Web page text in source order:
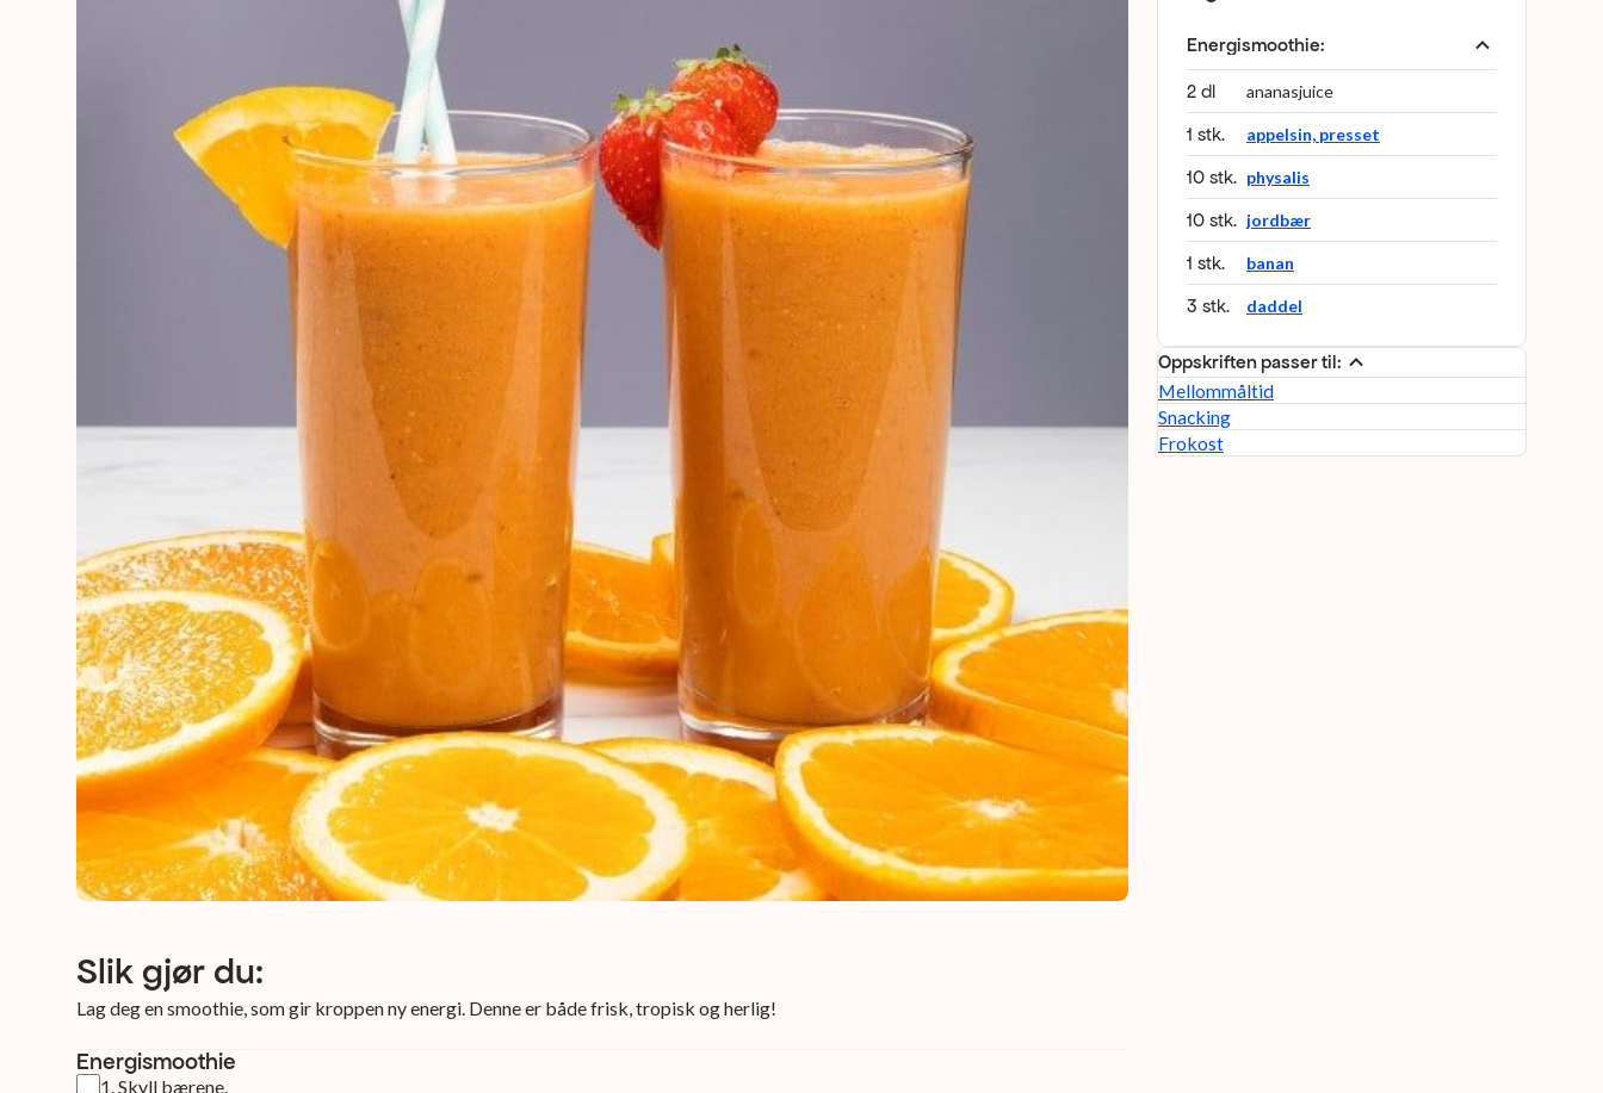
Slik gjør du:
Lag deg en smoothie, som gir kroppen ny energi. Denne er både frisk, tropisk og herlig!
Energismoothie
1.Skyll bærene.
Energismoothie:
2 dl ananasjuice
1 stk. appelsin, presset
10 stk. physalis
10 stk. jordbær
1 stk. banan
3 stk. daddel
Oppskriften passer til:
Mellommåltid
Snacking
Frokost